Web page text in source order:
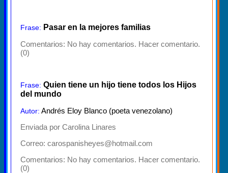
Frase: Pasar en la mejores familias
Comentarios: No hay comentarios. Hacer comentario.
(0)
Frase: Quien tiene un hijo tiene todos los Hijos
del mundo
Autor: Andrés Eloy Blanco (poeta venezolano)
Enviada por Carolina Linares
Correo: carospanisheyes@hotmail.com
Comentarios: No hay comentarios. Hacer comentario.
(0)